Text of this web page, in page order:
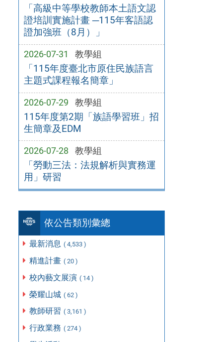
「高級中等學校教師本土語文認
證培訓實施計畫 ─115年客語認
證加強班（8月）」
2026-07-31 教學組
「115年度臺北市原住民族語言
主題式課程報名簡章」
2026-07-29 教學組
115年度第2期「族語學習班」招
生簡章及EDM
2026-07-28 教學組
「勞動三法：法規解析與實務運
用」研習
依公告類別彙總
最新消息 ( 4,533 )
精進計畫 ( 20 )
校內藝文展演 ( 14 )
榮耀山城 ( 62 )
教師研習 ( 3,161 )
行政業務 ( 274 )